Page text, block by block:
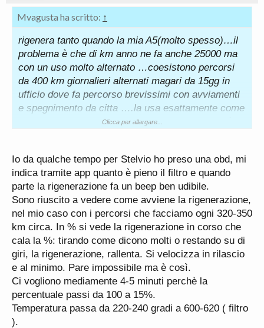
Mvagusta ha scritto: ↑
rigenera tanto quando la mia A5(molto spesso)…il
problema è che di km anno ne fa anche 25000 ma
con un uso molto alternato …coesistono percorsi
da 400 km giornalieri alternati magari da 15gg in
ufficio dove fa percorso brevissimi con avviamenti
e spegnimento da citta ….la usa esattamente come
la uso io la “diesel “ con la differenza che a me è
faccio finire (audi sono 12km )lei non si accorge e
crea il problema ….tipo stamattina sta andando a
Sassuolo a 230km vuol dire che oggi un 500km non
glielo toglie nessuno tra A/R e gira qualche fornitore
li ….poi magari domani per 10 giorni la usa come
una massaia userebbe la 500L per fare la spesa
…..tra 11gg magari Roma o Monaco di Baviera in 2
gg….
La gigantesca differenza sta nel fatto che si bmw o
audi con una presa OBD e il software giusto (vedi
Carly for bmw ) puoi gestire tutti comodamente dall
iPhone volendo comandando anche rigenerazioni
Clicca per allargare...
Io da qualche tempo per Stelvio ho preso una obd, mi
indica tramite app quanto è pieno il filtro e quando
parte la rigenerazione fa un beep ben udibile.
Sono riuscito a vedere come avviene la rigenerazione,
nel mio caso con i percorsi che facciamo ogni 320-350
km circa. In % si vede la rigenerazione in corso che
cala la %: tirando come dicono molti o restando su di
giri, la rigenerazione, rallenta. Si velocizza in rilascio
e al minimo. Pare impossibile ma è così.
Ci vogliono mediamente 4-5 minuti perchè la
percentuale passi da 100 a 15%.
Temperatura passa da 220-240 gradi a 600-620 ( filtro
).